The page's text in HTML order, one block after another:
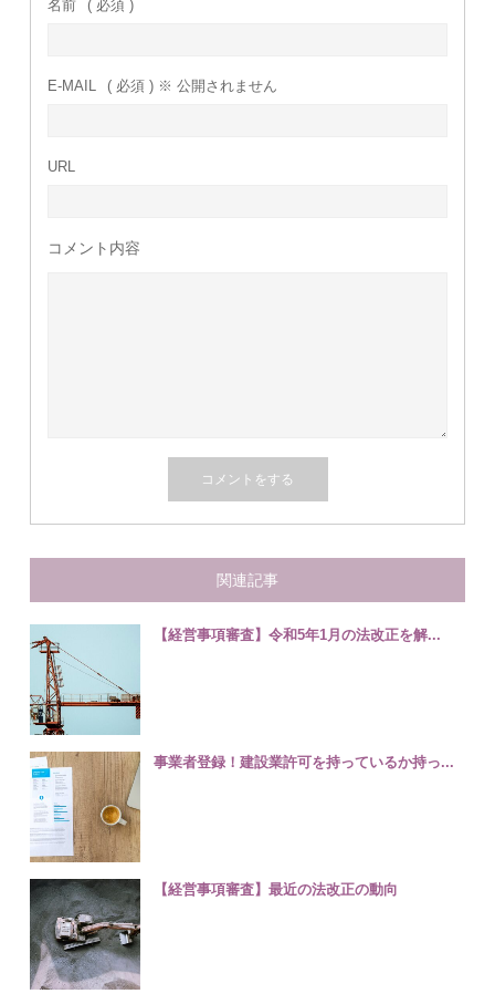
名前 ( 必須 )
E-MAIL ( 必須 ) ※ 公開されません
URL
コメント内容
関連記事
【経営事項審査】令和5年1月の法改正を解...
事業者登録！建設業許可を持っているか持っ...
【経営事項審査】最近の法改正の動向